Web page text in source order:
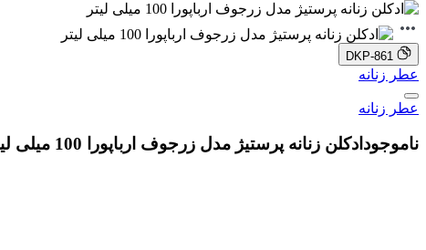
DKP-861
عطر زنانه
عطر زنانه
ناموجود ادکلن زنانه پرستیژ مدل زرجوف ارباپورا 100 میلی لیتر